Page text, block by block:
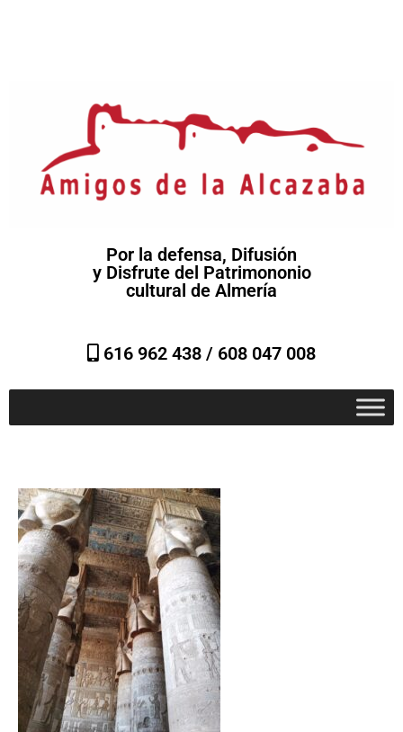
Por la defensa, Difusión
y Disfrute del Patrimononio
cultural de Almería
616 962 438 / 608 047 008